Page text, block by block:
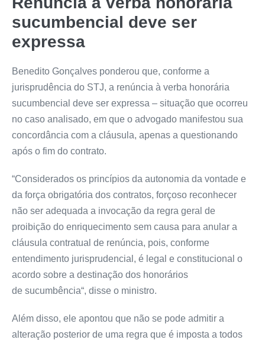
sucumbencial deve ser
expressa
Benedito Gonçalves ponderou que, conforme a
jurisprudência do STJ, a renúncia à verba honorária
sucumbencial deve ser expressa – situação que ocorreu
no caso analisado, em que o advogado manifestou sua
concordância com a cláusula, apenas a questionando
após o fim do contrato.
“Considerados os princípios da autonomia da vontade e
da força obrigatória dos contratos, forçoso reconhecer
não ser adequada a invocação da regra geral de
proibição do enriquecimento sem causa para anular a
cláusula contratual de renúncia, pois, conforme
entendimento jurisprudencial, é legal e constitucional o
acordo sobre a destinação dos honorários
de sucumbência“, disse o ministro.
Além disso, ele apontou que não se pode admitir a
alteração posterior de uma regra que é imposta a todos